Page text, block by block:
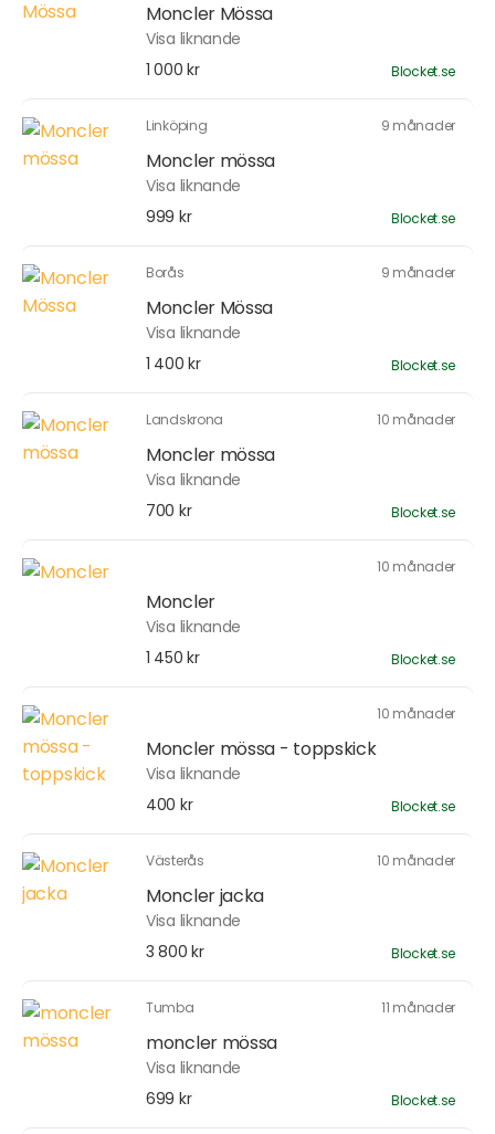
Moncler Mössa
Visa liknande
1 000 kr
Blocket.se
Linköping 9 månader
Moncler mössa
Visa liknande
999 kr
Blocket.se
Borås 9 månader
Moncler Mössa
Visa liknande
1 400 kr
Blocket.se
Landskrona 10 månader
Moncler mössa
Visa liknande
700 kr
Blocket.se
10 månader
Moncler
Visa liknande
1 450 kr
Blocket.se
10 månader
Moncler mössa - toppskick
Visa liknande
400 kr
Blocket.se
Västerås 10 månader
Moncler jacka
Visa liknande
3 800 kr
Blocket.se
Tumba 11 månader
moncler mössa
Visa liknande
699 kr
Blocket.se